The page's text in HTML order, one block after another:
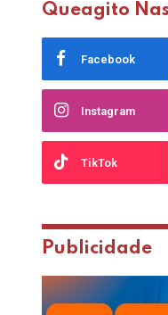
Queagito
Facebook
Instagram
TikTok
Publicidade